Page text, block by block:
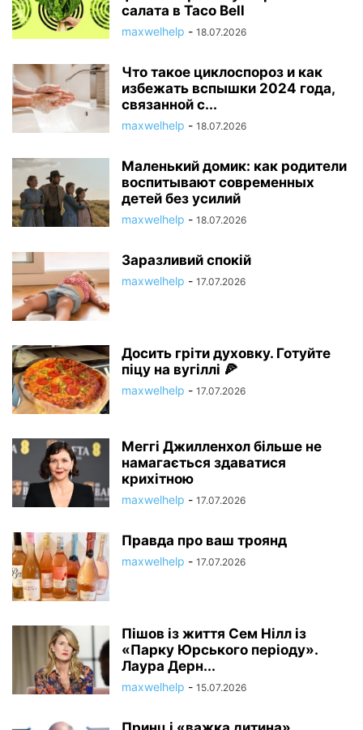
ПИТАНИЕ ПЛАНИРОВАНИЕ
ПОДБОР ОДЕЖДЫ ПОЗНАТЬ СЕБЯ
ПСИХОЛОГИЯ И ОТНОШЕНИЯ
РЕАЛЬНАЯ ЖИЗНЬ РЕЦЕПТЫ РОДЫ САЛАТЫ САЛАТЫ
САЛАТЫ НА НОВЫЙ ГОД 2022: РЕЦЕПТЫ С ФОТО
СЕКРЕТЫ КРАСОТЫ ЗВЕЗД
салата в Taco Bell
maxwelhelp - 18.07.2026
Что такое циклоспороз и как
избежать вспышки 2024 года,
связанной с...
maxwelhelp - 18.07.2026
Маленький домик: как родители
воспитывают современных
детей без усилий
maxwelhelp - 18.07.2026
Заразливий спокій
maxwelhelp - 17.07.2026
Досить гріти духовку. Готуйте
піцу на вугіллі 🍕
maxwelhelp - 17.07.2026
Меггі Джилленхол більше не
намагається здаватися
крихітною
maxwelhelp - 17.07.2026
Правда про ваш троянд
maxwelhelp - 17.07.2026
Пішов із життя Сем Нілл із
«Парку Юрського періоду».
Лаура Дерн...
maxwelhelp - 15.07.2026